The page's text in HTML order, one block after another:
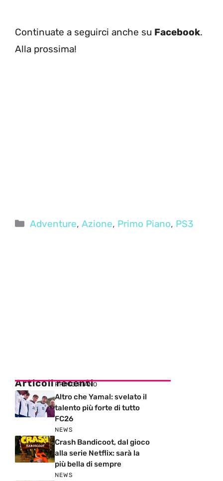
Continuate a seguirci anche su Facebook.
Alla prossima!
Categorie
Adventure,Azione, Primo Piano, PS3
Articoli recenti
PRIMO PIANO
Altro che Yamal: svelato il
talento più forte di tutto
FC26
NEWS
Crash Bandicoot, dal gioco
alla serie Netflix: sarà la
più bella di sempre
NEWS